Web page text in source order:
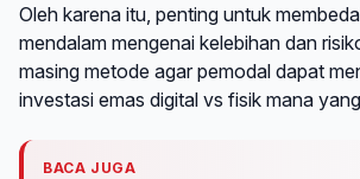
Oleh karena itu, penting untuk
mendalam mengenai kelebihan dan
masing metode agar pemodal dapat
investasi emas digital vs fisik mana
BACA JUGA